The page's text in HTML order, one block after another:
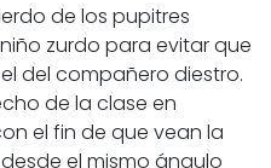
de los pupitres
zurdo para evitar que
del compañero diestro.
de la clase en
el fin de que vean la
el mismo ángulo